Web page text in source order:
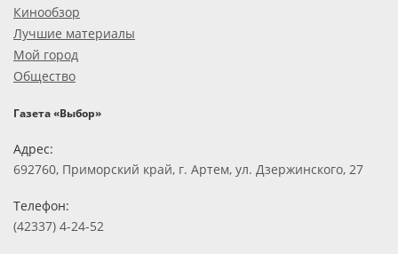
Кинообзор
Лучшие материалы
Мой город
Общество
Газета «Выбор»
Адрес:
692760, Приморский край, г. Артем, ул. Дзержинского, 27
Телефон:
(42337) 4-24-52